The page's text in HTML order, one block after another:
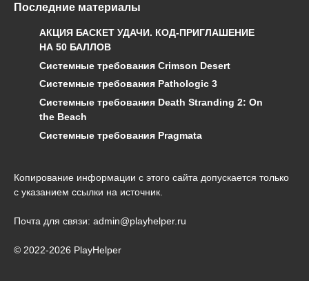
Последние материалы
АКЦИЯ БАСКЕТ УДАЧИ. КОД-ПРИГЛАШЕНИЕ
НА 50 БАЛЛОВ
Системные требования Crimson Desert
Системные требования Pathologic 3
Системные требования Death Stranding 2: On
the Beach
Системные требования Pragmata
Копирование информации с этого сайта допускается только
с указанием ссылки на источник.
Почта для связи: admin@playhelper.ru
© 2022-2026 PlayHelper